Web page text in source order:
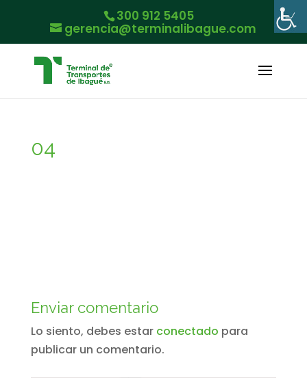
300 912 5405
gerencia@terminalibague.com
04
Enviar comentario
Lo siento, debes estar conectado para
publicar un comentario.